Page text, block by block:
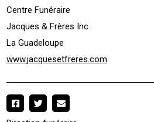
Centre Funéraire
Jacques & Frères Inc.
La Guadeloupe
www.jacquesetfreres.com